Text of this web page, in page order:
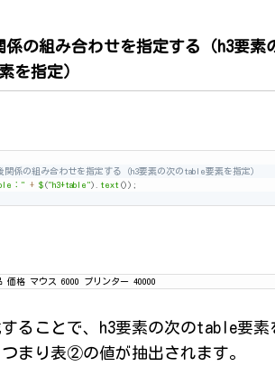
係の組み合わせを指定する（h3要素
を指定）
係の組み合わせを指定する（h3要素の次のtable要素を指定）
：" + $ ("h3+table") text () ) ;
価格 マウス 6000 プリンター 40000
することで、h3要素の次のtable要素
まり表②の値が抽出されます。